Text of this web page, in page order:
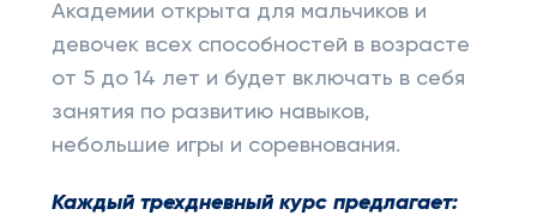
Академии открыта для мальчиков и
девочек всех способностей в возрасте
от 5 до 14 лет и будет включать в себя
занятия по развитию навыков,
небольшие игры и соревнования.
Каждый трехдневный курс предлагает: